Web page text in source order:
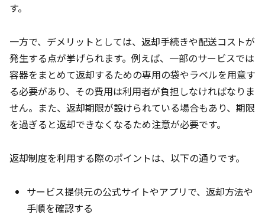
す。
一方で、デメリットとしては、返却手続きや配送コストが
発生する点が挙げられます。例えば、一部のサービスでは
容器をまとめて返却するための専用の袋やラベルを用意す
る必要があり、その費用は利用者が負担しなければなりま
せん。また、返却期限が設けられている場合もあり、期限
を過ぎると返却できなくなるため注意が必要です。
返却制度を利用する際のポイントは、以下の通りです。
サービス提供元の公式サイトやアプリで、返却方法や
手順を確認する